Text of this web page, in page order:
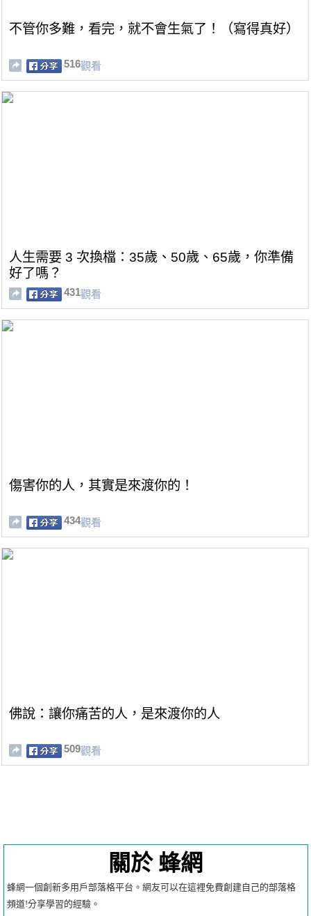
不管你多難，看完，就不會生氣了！（寫得真好）
516觀看
人生需要 3 次換檔：35歲、50歲、65歲，你準備
好了嗎？
431觀看
傷害你的人，其實是來渡你的！
434觀看
佛說：讓你痛苦的人，是來渡你的人
509觀看
關於 蜂網
蜂網一個創新多用戶部落格平台。網友可以在這裡免費創建自己的部落格
頻道!分享學習的經驗。